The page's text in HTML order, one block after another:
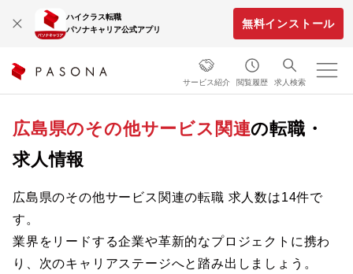
ハイクラス転職
パソナキャリア公式アプリ
無料インストール
サービス紹介 閲覧履歴 求人検索
広島県のその他サービス関連の転職・
求人情報
広島県のその他サービス関連の転職 求人数は14件で
す。
業界をリードする企業や革新的なプロジェクトに携わ
り、次のキャリアステージへと踏み出しましょう。